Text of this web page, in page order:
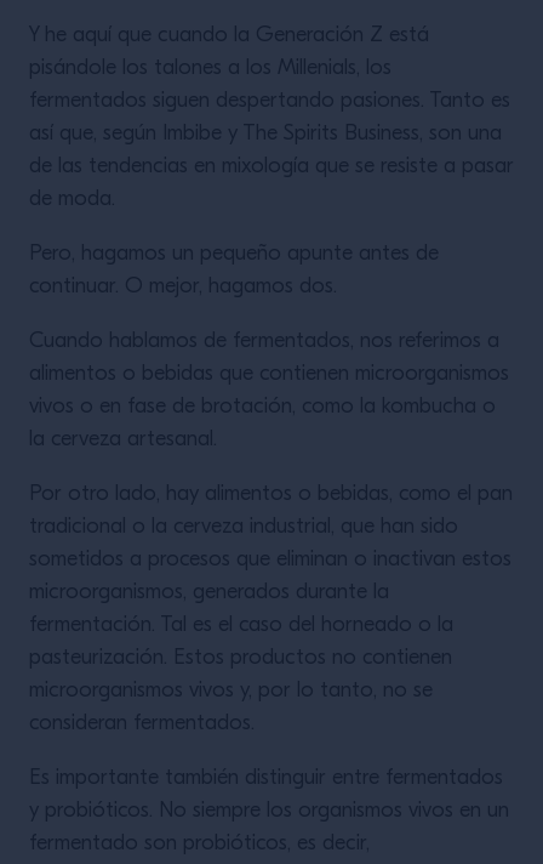
Y he aquí que cuando la Generación Z está
pisándole los talones a los Millenials, los
fermentados siguen despertando pasiones. Tanto es
así que, según Imbibe y The Spirits Business, son una
de las tendencias en mixología que se resiste a pasar
de moda.
Pero, hagamos un pequeño apunte antes de
continuar. O mejor, hagamos dos.
Cuando hablamos de fermentados, nos referimos a
alimentos o bebidas que contienen microorganismos
vivos o en fase de brotación, como la kombucha o
la cerveza artesanal.
Por otro lado, hay alimentos o bebidas, como el pan
tradicional o la cerveza industrial, que han sido
sometidos a procesos que eliminan o inactivan estos
microorganismos, generados durante la
fermentación. Tal es el caso del horneado o la
pasteurización. Estos productos no contienen
microorganismos vivos y, por lo tanto, no se
consideran fermentados.
Es importante también distinguir entre fermentados
y probióticos. No siempre los organismos vivos en un
fermentado son probióticos, es decir,